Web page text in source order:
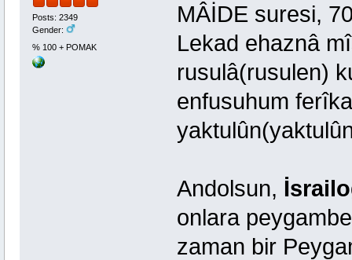
Posts: 2349
Gender:
% 100 + POMAK
MÂİDE suresi,
Lekad ehaznâ
rusulâ(rusulen)
enfusuhum
Andolsun,
onlara
zaman bir